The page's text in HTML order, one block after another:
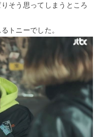
そう思ってしまうところ
トニーでした。